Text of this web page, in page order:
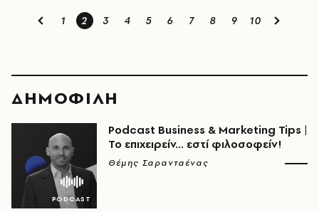
1 2 3 4 5 6 7 8 9 10
ΔΗΜΟΦΙΛΗ
Podcast Business & Marketing Tips |
Το επιχειρείν... εστί φιλοσοφείν!
Θέμης Σαρανταένας